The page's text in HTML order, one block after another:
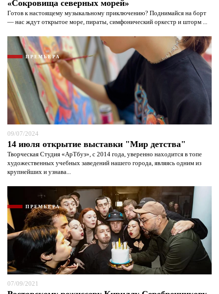
«Сокровища северных морей»
Готов к настоящему музыкальному приключению? Поднимайся на борт
— нас ждут открытое море, пираты, симфонический оркестр и шторм ...
ПРЕМЬЕРА
09/07/2024
14 июля открытие выставки "Мир детства"
Творческая Студия «АрТбуз», с 2014 года, уверенно находится в топе
художественных учебных заведений нашего города, являясь одним из
крупнейших и узнава...
ПРЕМЬЕРА
07/09/2021